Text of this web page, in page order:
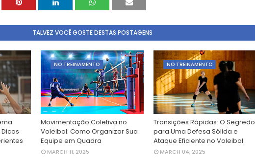
TALVEZ VOCÊ GOSTE DESTAS POSTAGENS
NO TREINAMENTO
Movimentação Coletiva no
Voleibol: Como Organizar Sua
Equipe em Quadra
MARCH 11, 2025
NO TREINAMENTO
Transições Rápidas: O Segredo
para Uma Defesa Sólida e
Ataque Eficiente no Voleibol
MARCH 04, 2025